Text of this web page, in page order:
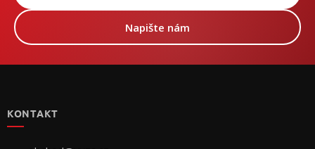
Napište nám
KONTAKT